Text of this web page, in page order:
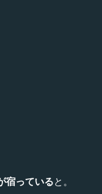
宿っていると。